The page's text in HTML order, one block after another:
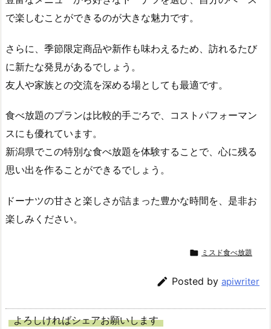
で楽しむことができるのが大きな魅力です。
さらに、季節限定商品や新作も味わえるため、訪れるたび
に新たな発見があるでしょう。
友人や家族との交流を深める場としても最適です。
食べ放題のプランは比較的手ごろで、コストパフォーマン
スにも優れています。
新潟県でこの特別な食べ放題を体験することで、心に残る
思い出を作ることができるでしょう。
ドーナツの甘さと楽しさが詰まった豊かな時間を、是非お
楽しみください。
 ミスド食べ放題
 Posted by apiwriter
よろしければシェアお願いします